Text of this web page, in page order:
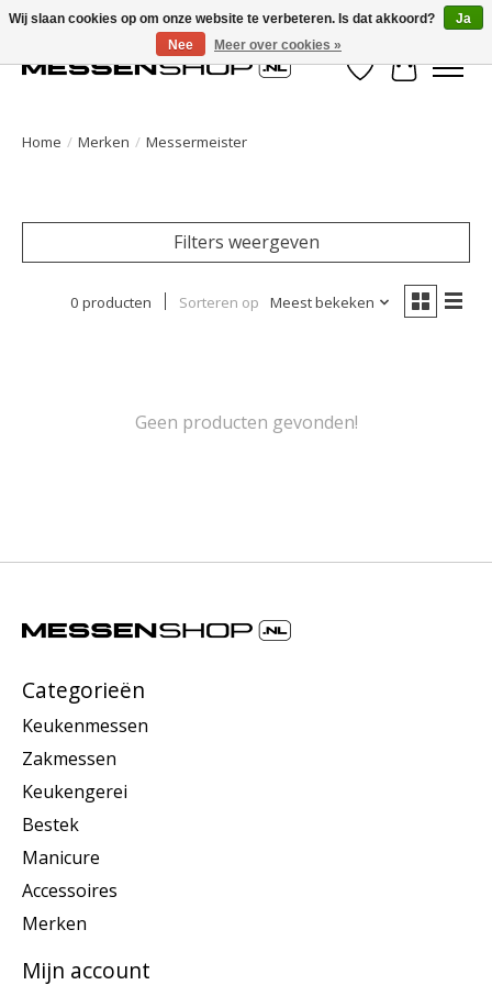
Verlanglijst
Home / Merken / Messermeister
Filters weergeven
0 producten Sorteren op Meest bekeken
Geen producten gevonden!
Categorieën
Keukenmessen
Zakmessen
Keukengerei
Bestek
Manicure
Accessoires
Merken
Mijn account
Wij slaan cookies op om onze website te verbeteren. Is dat akkoord?
Ja
Nee
Meer over cookies »